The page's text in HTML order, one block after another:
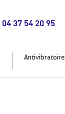
04 37 54 20 95
Antivibratoire